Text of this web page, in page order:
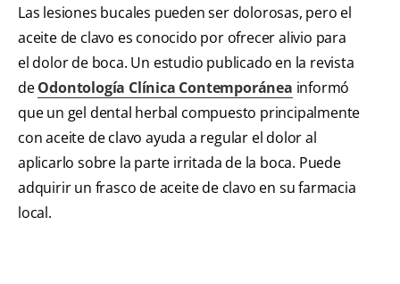
Las lesiones bucales pueden ser dolorosas, pero el
aceite de clavo es conocido por ofrecer alivio para
el dolor de boca. Un estudio publicado en la revista
deOdontología Clínica Contemporánea informó
que un gel dental herbal compuesto principalmente
con aceite de clavo ayuda a regular el dolor al
aplicarlo sobre la parte irritada de la boca. Puede
adquirir un frasco de aceite de clavo en su farmacia
local.